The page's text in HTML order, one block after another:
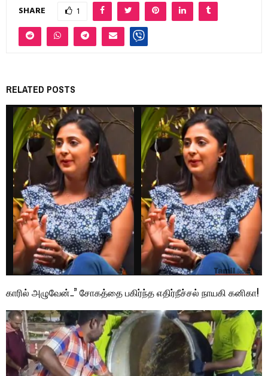
SHARE 1
RELATED POSTS
காரில் அழுவேன்..” சோகத்தை பகிர்ந்த எதிர்நீச்சல் நாயகி கனிகா!